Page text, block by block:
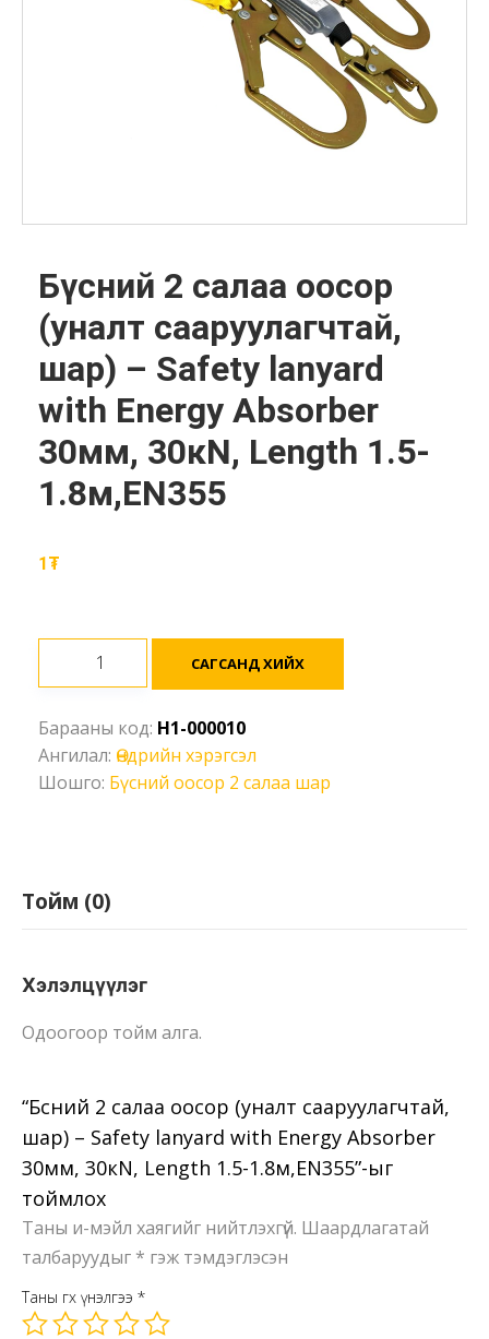
Бүсний 2 салаа оосор
(уналт сааруулагчтай,
шар) – Safety lanyard
with Energy Absorber
30мм, 30кN, Length 1.5-
1.8м,EN355
1₮
оосор
(уналт
сааруулагчтай,
lanyard
Absorber
30кN,
1.8м,EN355
Ширхэг
САГСАНД ХИЙХ
Барааны код: H1-000010
Ангилал: Өндрийн хэрэгсэл
Шошго: Бүсний оосор 2 салаа шар
Тойм (0)
Хэлэлцүүлэг
Одоогоор тойм алга.
“Бүсний 2 салаа оосор (уналт сааруулагчтай,
шар) – Safety lanyard with Energy Absorber
30мм, 30кN, Length 1.5-1.8м,EN355”-ыг
тоймлох
Таны и-мэйл хаягийг нийтлэхгүй. Шаардлагатай
талбаруудыг * гэж тэмдэглэсэн
Таны өгөх үнэлгээ *